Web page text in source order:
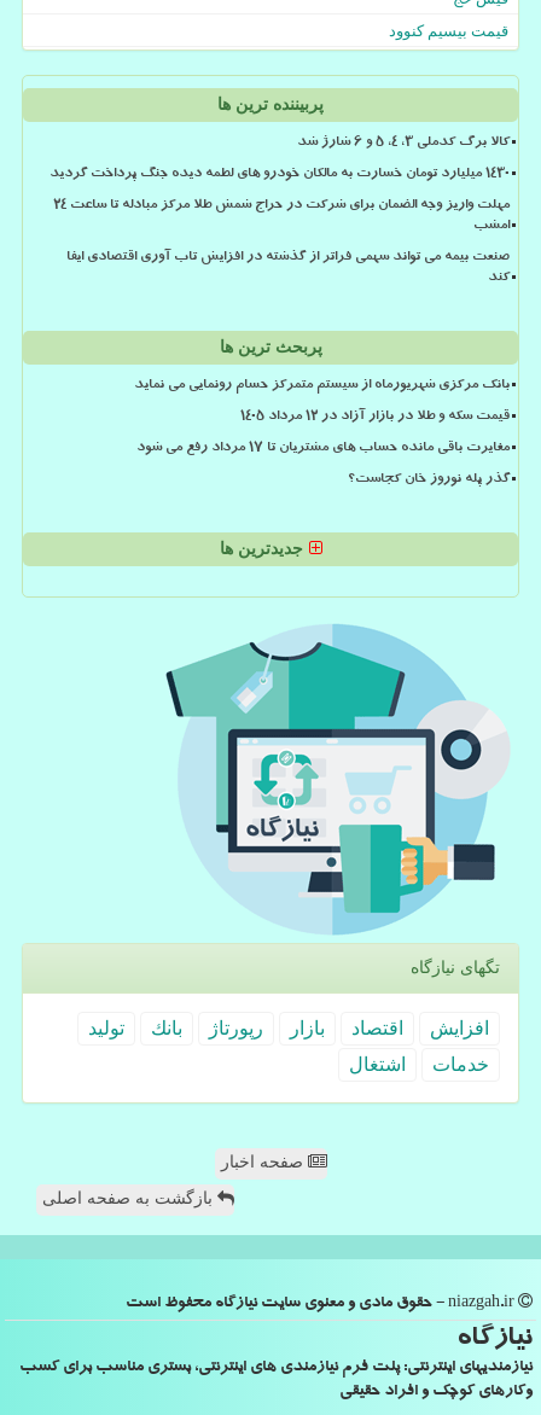
قیمت بیسیم کنوود
پربیننده ترین ها
کالا برگ کدملی 3، 4، 5 و 6 شارژ شد
۱۴۳۰ میلیارد تومان خسارت به مالکان خودرو های لطمه دیده جنگ پرداخت گردید
مهلت واریز وجه الضمان برای شرکت در حراج شمش طلا مرکز مبادله تا ساعت ۲۴
امشب
صنعت بیمه می تواند سهمی فراتر از گذشته در افزایش تاب آوری اقتصادی ایفا
کند
پربحث ترین ها
بانک مرکزی شهریورماه از سیستم متمرکز حسام رونمایی می نماید
قیمت سکه و طلا در بازار آزاد در ۱۲ مرداد ۱۴۰۵
مغایرت باقی مانده حساب های مشتریان تا 17 مرداد رفع می شود
گذر پله نوروز خان کجاست؟
جدیدترین ها
تگهای نیازگاه
افزایش اقتصاد بازار رپورتاژ بانك
تولید
خدمات
اشتغال
صفحه اخبار
بازگشت به صفحه اصلی
نیازگاه
نیازمندیهای اینترنتی: پلت فرم نیازمندی های اینترنتی، بستری مناسب برای کسب
وکارهای کوچک و افراد حقیقی